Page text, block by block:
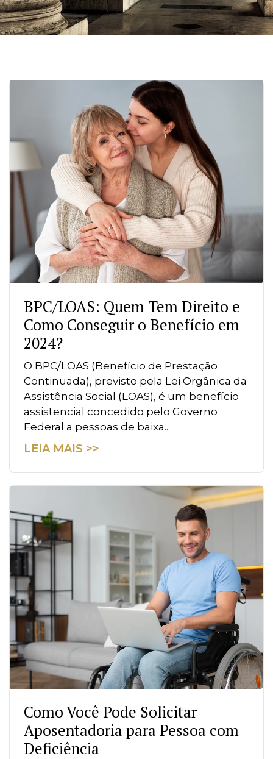
BPC/LOAS: Quem Tem Direito e
Como Conseguir o Benefício em
2024?
O BPC/LOAS (Benefício de Prestação
Continuada), previsto pela Lei Orgânica da
Assistência Social (LOAS), é um benefício
assistencial concedido pelo Governo
Federal a pessoas de baixa...
LEIA MAIS >>
Como Você Pode Solicitar
Aposentadoria para Pessoa com
Deficiência